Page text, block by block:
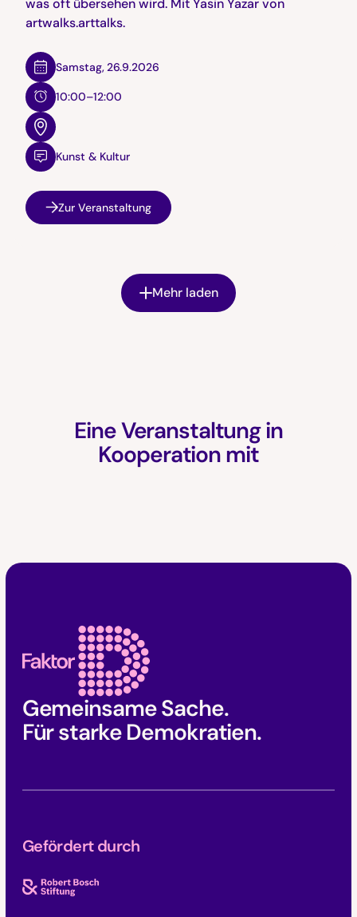
was oft übersehen wird. Mit Yasin Yazar von
artwalks.arttalks.
Samstag,26.9.2026
10:00–12:00
Kunst & Kultur
Zur Veranstaltung
Mehr laden
Eine Veranstaltung in
Kooperation mit
Faktor D Footer
Gemeinsame Sache.
Für starke Demokratien.
Gefördert durch